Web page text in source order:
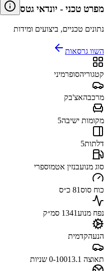
מפרט טכני - יונדאי גטס
נתונים טכניים, ביצועים ומידות
השוו גרסאות
קטגוריהסופרמיני
מרכבהאצ'בק
מקומות ישיבה5
דלתות5
סוג מנועבנזין אטמוספרי
כוח סוס81 כ״ס
נפח מנוע1341 סמ״ק
הנעהקדמית
תאוצה 0-100 13.1 שניות